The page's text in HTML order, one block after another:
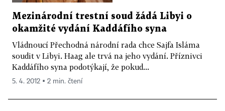
Mezinárodní trestní soud žádá Libyi o
okamžité vydání Kaddáfího syna
Vládnoucí Přechodná národní rada chce Sajfa Isláma
soudit v Libyi. Haag ale trvá na jeho vydání. Příznivci
Kaddáfího syna podotýkají, že pokud...
5. 4. 2012 ▪ 2 min. čtení